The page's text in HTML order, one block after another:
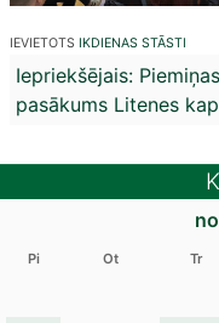
IEVIETOTS IKDIENAS STĀSTI
Ziņu
izvēlne
Iepriekšējais: Piemiņas
pasākums Litenes
Pi Ot Tr